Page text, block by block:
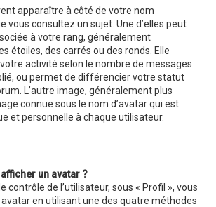
apparaître à côté de votre nom
vous consultez un sujet. Une d’elles peut
à votre rang, généralement
étoiles, des carrés ou des ronds. Elle
activité selon le nombre de messages
ou permet de différencier votre statut
L’autre image, généralement plus
connue sous le nom d’avatar qui est
et personnelle à chaque utilisateur.
un avatar ?
contrôle de l’utilisateur, sous « Profil », vous
en utilisant une des quatre méthodes